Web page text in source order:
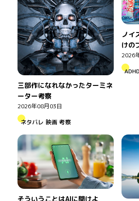
三部作になれなかったターミネ
ーター考察
2026年08月03日
ネタバレ 映画 考察
ノイ
けの
2026
ADHD
そういうことはAIに聞けよ